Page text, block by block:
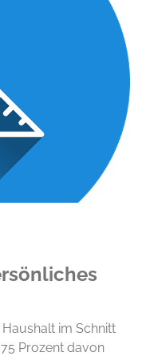
im Schnitt
Prozent davon